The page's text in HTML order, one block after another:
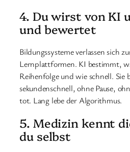
4. Du wirst von KI
und bewertet
Bildungssysteme verlassen sich
Lernplattformen. KI bestimmt,
Reihenfolge und wie schnell. Sie
sekundenschnell, ohne Pause,
tot. Lang lebe der Algorithmus.
5. Medizin kennt
du selbst